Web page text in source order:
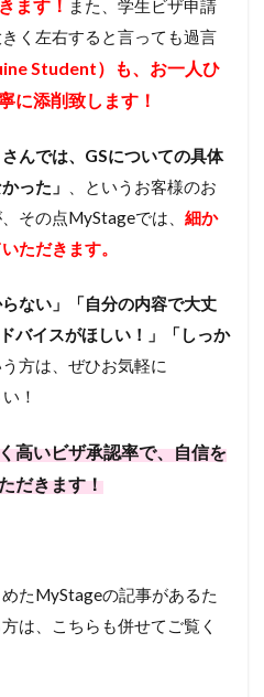
ます！ また、学生ビザ申請
く左右すると言っても過言
Student）も、お一人ひ
に添削致します！
さんでは、GSについての具体
った」
、というお客様のお
その点MyStageでは、 細か
ただきます。
ない」「自分の内容で大丈
バイスがほしい！」「しっか
う方は、ぜひお気軽に
！
高いビザ承認率で、自信を
だきます！
たMyStageの記事があるた
は、こちらも併せてご覧く